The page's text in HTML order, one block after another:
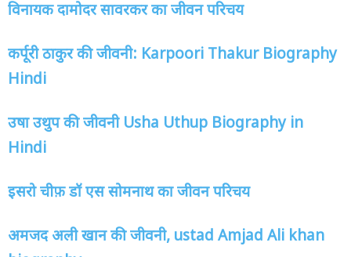
विनायक दामोदर सावरकर का जीवन परिचय
कर्पूरी ठाकुर की जीवनी: Karpoori Thakur Biography
Hindi
उषा उथुप की जीवनी Usha Uthup Biography in
Hindi
इसरो चीफ़ डॉ एस सोमनाथ का जीवन परिचय
अमजद अली खान की जीवनी, ustad Amjad Ali khan